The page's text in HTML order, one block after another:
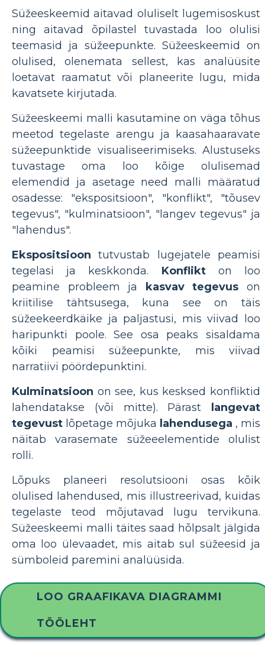
Süžeeskeemid aitavad oluliselt lugemisoskust
ning aitavad õpilastel tuvastada loo olulisi
teemasid ja süžeepunkte. Süžeeskeemid on
olulised, olenemata sellest, kas analüüsite
loetavat raamatut või planeerite lugu, mida
kavatsete kirjutada.
Süžeeskeemi malli kasutamine on väga tõhus
meetod tegelaste arengu ja kaasahaaravate
süžeepunktide visualiseerimiseks. Alustuseks
tuvastage oma loo kõige olulisemad
elemendid ja asetage need malli määratud
osadesse: "ekspositsioon", "konflikt", "tõusev
tegevus", "kulminatsioon", "langev tegevus" ja
"lahendus".
Ekspositsioon tutvustab lugejatele peamisi
tegelasi ja keskkonda. Konflikton loo
peamine probleem ja
kasvav tegevus on
kriitilise tähtsusega, kuna see on täis
süžeekeerdkäike ja paljastusi, mis viivad loo
haripunkti poole. See osa peaks sisaldama
kõiki peamisi süžeepunkte, mis viivad
narratiivi pöördepunktini.
Kulminatsioon on see, kus kesksed konfliktid
lahendatakse (või mitte). Pärast
langevat
tegevust lõpetage mõjuka lahendusega , mis
näitab varasemate süžeeelementide olulist
rolli.
Lõpuks planeeri resolutsiooni osas kõik
olulised lahendused, mis illustreerivad, kuidas
tegelaste teod mõjutavad lugu tervikuna.
Süžeeskeemi malli täites saad hõlpsalt jälgida
oma loo ülevaadet, mis aitab sul süžeesid ja
sümboleid paremini analüüsida.
LOO GRAAFIKAVA DIAGRAMMI
TÖÖLEHT